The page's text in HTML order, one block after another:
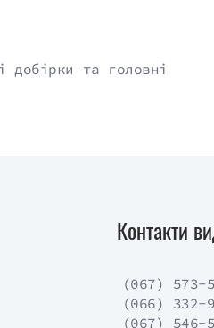
добірки та головні
Контакти
(067) 573-
(066) 332-
(067) 546-